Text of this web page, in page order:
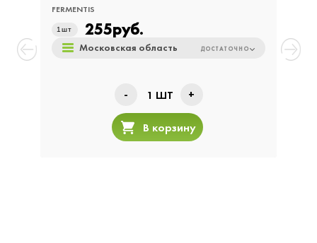
FERMENTIS
1шт 255руб.
Московская область ДОСТАТОЧНО
- 1 ШТ +
В корзину